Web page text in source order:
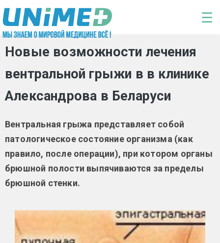
Перейти к основному содержанию
☰
Новые возможности лечения
вентральной грыжи в в клинике
Александрова в Беларуси
Вентральная грыжа представляет собой
патологическое состояние организма (как
правило, после операции), при котором органы
брюшной полости выпячиваются за пределы
брюшной стенки.